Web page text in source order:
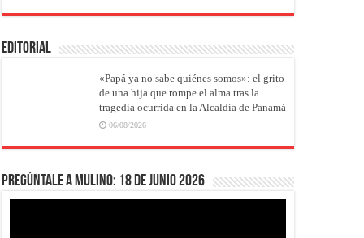
EDITORIAL
«Papá ya no sabe quiénes somos»: el grito
de una hija que rompe el alma tras la
tragedia ocurrida en la Alcaldía de Panamá
06/08/2026
Pregúntale a Mulino: 18 de junio 2026